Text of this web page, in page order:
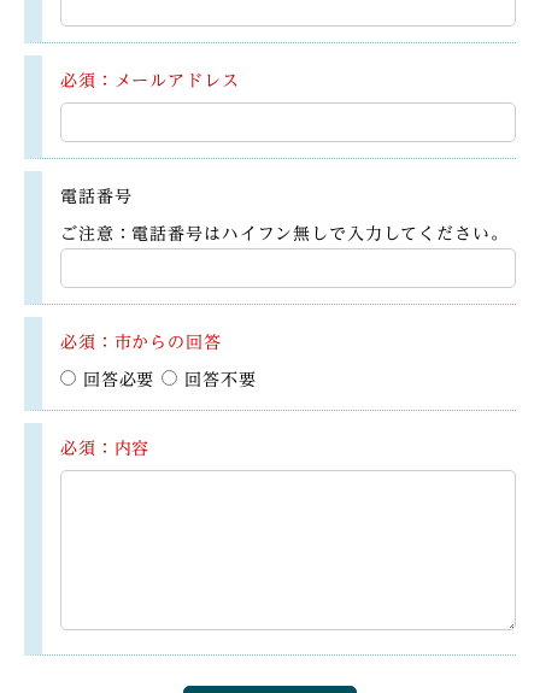
必須：メールアドレス
電話番号
ご注意：電話番号はハイフン無しで入力してください。
必須：市からの回答
回答必要 回答不要
必須：内容